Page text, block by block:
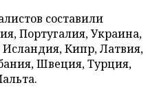
составили
Португалия, Украина,
Кипр, Латвия,
Швеция, Турция,